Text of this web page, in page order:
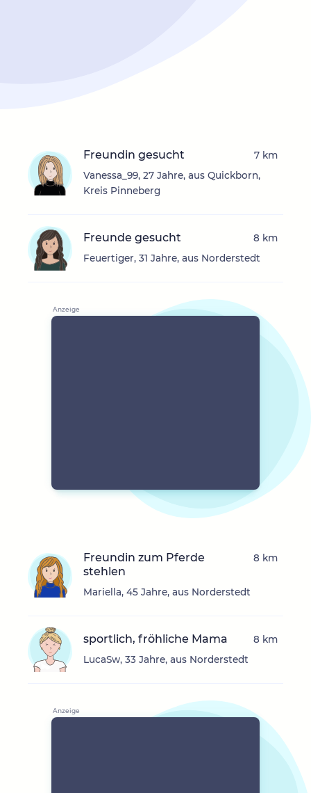
Freundin gesucht
Vanessa_99, 27 Jahre, aus Quickborn,
Kreis Pinneberg
7 km
Freunde gesucht
Feuertiger, 31 Jahre, aus Norderstedt
8 km
Freundin zum Pferde
stehlen
Mariella, 45 Jahre, aus Norderstedt
8 km
sportlich, fröhliche Mama
LucaSw, 33 Jahre, aus Norderstedt
8 km